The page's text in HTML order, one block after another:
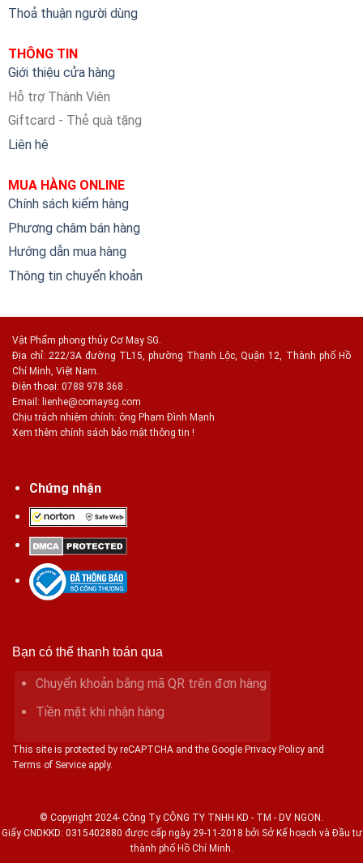
Thoả thuận người dùng
THÔNG TIN
Giới thiệu cửa hàng
Hỗ trợ Thành Viên
Giftcard - Thẻ quà tặng
Liên hệ
MUA HÀNG ONLINE
Chính sách kiểm hàng
Phương châm bán hàng
Hướng dẫn mua hàng
Thông tin chuyển khoản
Vật Phẩm phong thủy Cơ May SG.
Địa chỉ: 222/3A đường TL15, phường Thạnh Lộc, Quận 12, Thành phố Hồ
Chí Minh, Việt Nam.
Điện thoại: 0788 978 368 .
Email: lienhe@comaysg.com
Chịu trách nhiệm chính: ông Phạm Đình Mạnh
Xem thêm chính sách bảo mật thông tin !
Chứng nhận
Bạn có thể thanh toán qua
Chuyển khoản bằng mã QR trên đơn hàng
Tiền mặt khi nhận hàng
This site is protected by reCAPTCHA and the Google Privacy Policy and
Terms of Service apply.
© Copyright 2024- Công Ty CÔNG TY TNHH KD - TM - DV NGON.
Giấy CNDKKD: 0315402880 được cấp ngày 29-11-2018 bởi Sở Kế hoạch và Đầu tư
thành phố Hồ Chí Minh.